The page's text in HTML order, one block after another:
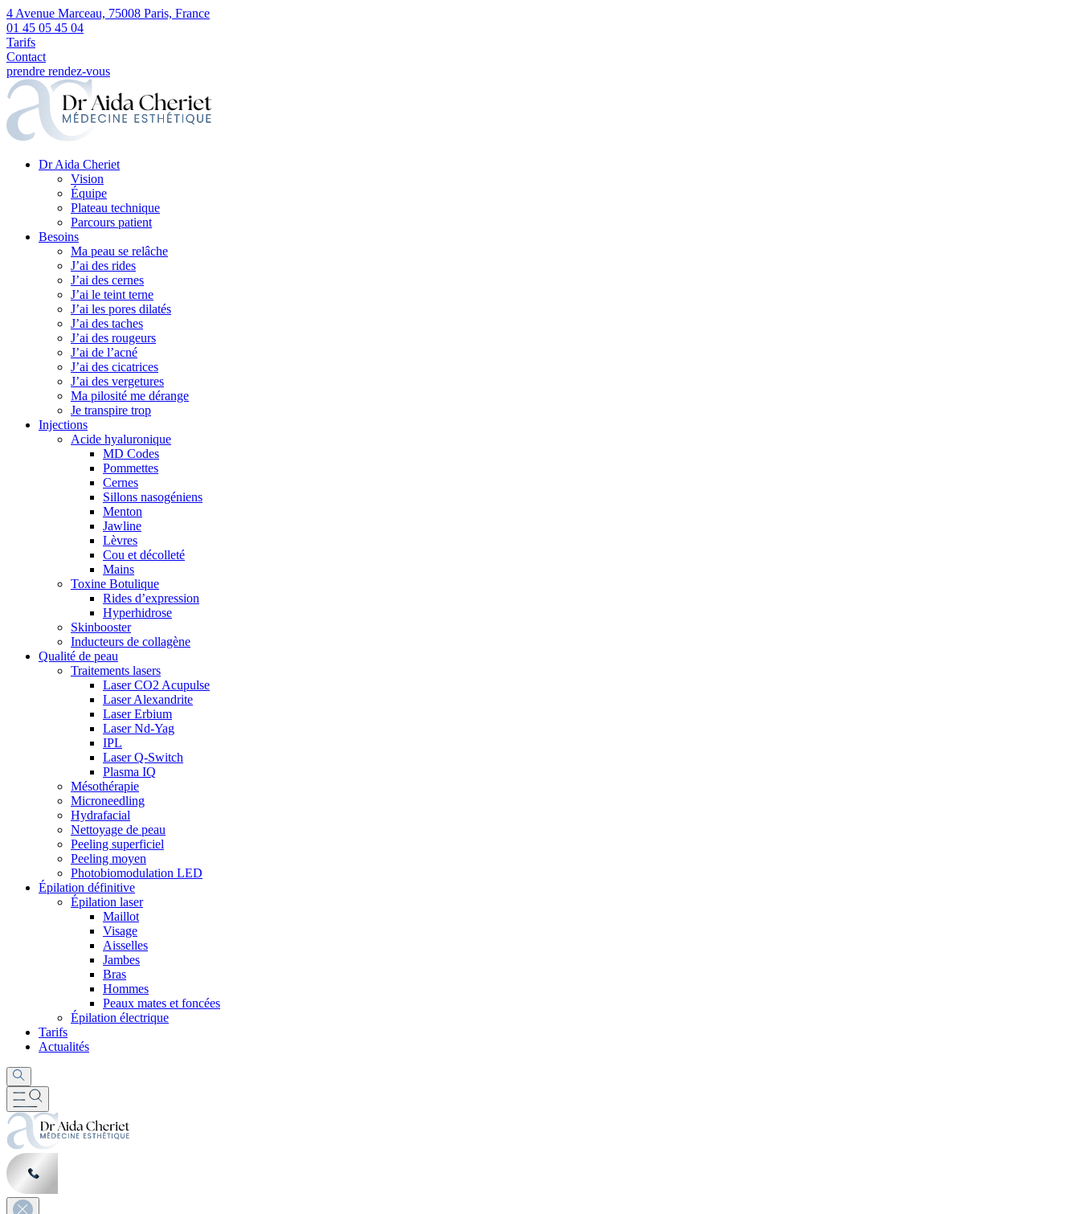
4 Avenue Marceau, 75008 Paris, France
01 45 05 45 04
Tarifs
Contact
prendre rendez-vous
Dr Aida Cheriet
Vision
Équipe
Plateau technique
Parcours patient
Besoins
Ma peau se relâche
J’ai des rides
J’ai des cernes
J’ai le teint terne
J’ai les pores dilatés
J’ai des taches
J’ai des rougeurs
J’ai de l’acné
J’ai des cicatrices
J’ai des vergetures
Ma pilosité me dérange
Je transpire trop
Injections
Acide hyaluronique
MD Codes
Pommettes
Cernes
Sillons nasogéniens
Menton
Jawline
Lèvres
Cou et décolleté
Mains
Toxine Botulique
Rides d’expression
Hyperhidrose
Skinbooster
Inducteurs de collagène
Qualité de peau
Traitements lasers
Laser CO2 Acupulse
Laser Alexandrite
Laser Erbium
Laser Nd-Yag
IPL
Laser Q-Switch
Plasma IQ
Mésothérapie
Microneedling
Hydrafacial
Nettoyage de peau
Peeling superficiel
Peeling moyen
Photobiomodulation LED
Épilation définitive
Épilation laser
Maillot
Visage
Aisselles
Jambes
Bras
Hommes
Peaux mates et foncées
Épilation électrique
Tarifs
Actualités